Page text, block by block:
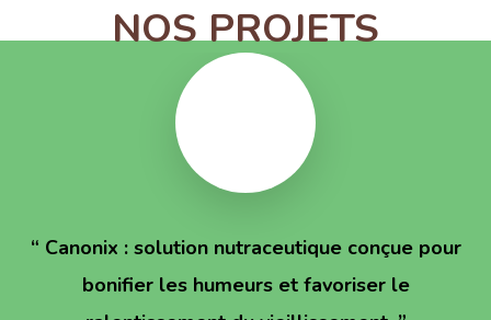
NOS PROJETS
“ Canonix : solution nutraceutique conçue pour
bonifier les humeurs et favoriser le